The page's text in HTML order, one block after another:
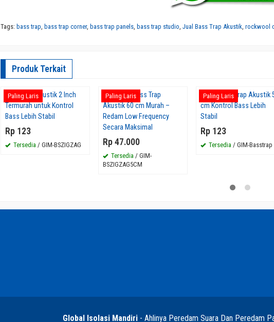
Tags: bass trap, bass trap corner, bass trap panels, bass trap studio,Jual Bass Trap Akustik,rockwool
Produk Terkait
Paling Laris
Bass Trap Akustik 2 Inch
Termurah untuk Kontrol
Bass Lebih Stabil
Rp 123
Tersedia / GIM-BSZIGZAG
Paling Laris
Jual Busa Bass Trap
Akustik 60 cm Murah –
Redam Low Frequency
Secara Maksimal
Rp 47.000
Tersedia / GIM-
BSZIGZAG5CM
Paling Laris
Panel Bass Trap Akustik
cm Kontrol Bass Lebih
Stabil
Rp 123
Tersedia / GIM-Basstrap
Global Isolasi Mandiri- Ahlinya Peredam Suara Dan Peredam